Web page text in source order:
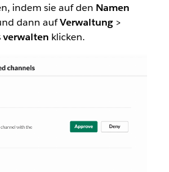
indem sie auf den Namen
dann aufVerwaltung>
verwalten klicken.